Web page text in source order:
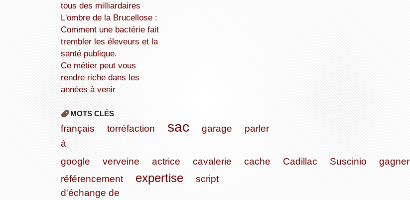
tous des milliardaires
L'ombre de la Brucellose :
Comment une bactérie fait
trembler les éleveurs et la
santé publique.
Ce métier peut vous
rendre riche dans les
années à venir
MOTS CLÉS
français torréfaction sac garage
parler
à
google
verveine actrice cavalerie cache Cadillac Suscinio gagner
référencement
expertise
script
d'échange de